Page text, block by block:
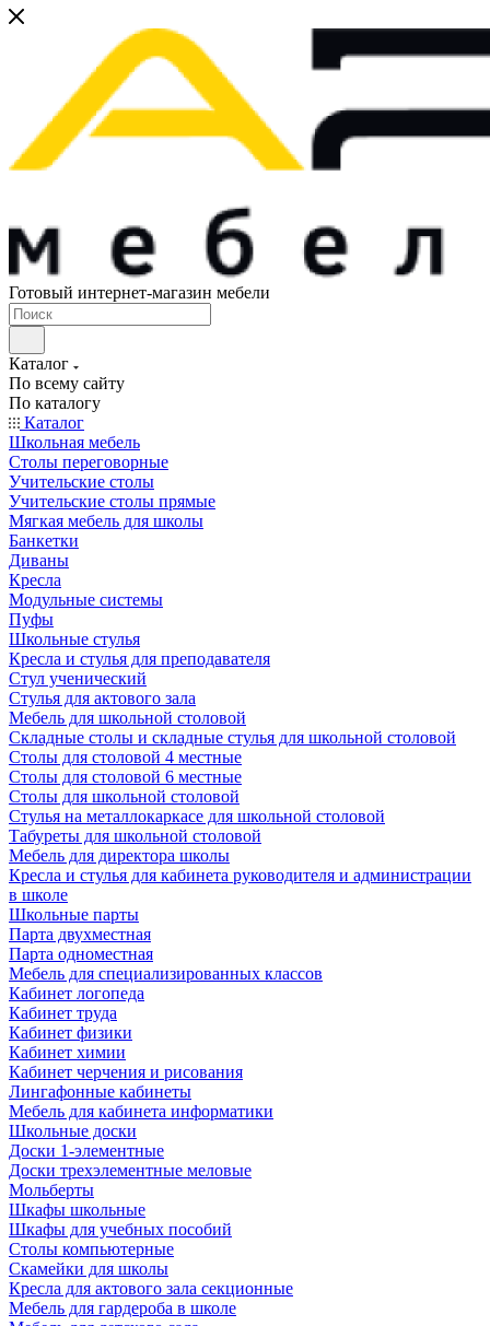
Готовый интернет-магазин мебели
Каталог
По всему сайту
По каталогу
Каталог
Школьная мебель
Столы переговорные
Учительские столы
Учительские столы прямые
Мягкая мебель для школы
Банкетки
Диваны
Кресла
Модульные системы
Пуфы
Школьные стулья
Кресла и стулья для преподавателя
Стул ученический
Стулья для актового зала
Мебель для школьной столовой
Складные столы и складные стулья для школьной столовой
Столы для столовой 4 местные
Столы для столовой 6 местные
Столы для школьной столовой
Стулья на металлокаркасе для школьной столовой
Табуреты для школьной столовой
Мебель для директора школы
Кресла и стулья для кабинета руководителя и администрации
в школе
Школьные парты
Парта двухместная
Парта одноместная
Мебель для специализированных классов
Кабинет логопеда
Кабинет труда
Кабинет физики
Кабинет химии
Кабинет черчения и рисования
Лингафонные кабинеты
Мебель для кабинета информатики
Школьные доски
Доски 1-элементные
Доски трехэлементные меловые
Мольберты
Шкафы школьные
Шкафы для учебных пособий
Столы компьютерные
Скамейки для школы
Кресла для актового зала секционные
Мебель для гардероба в школе